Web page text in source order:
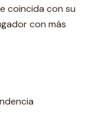
coincida con su
con más